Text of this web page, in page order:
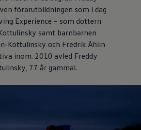
förarutbildningen som i dag
Experience – som dottern
samt barnbarnen
Kottulinsky och Fredrik Åhlin
inom. 2010 avled Freddy
77 år gammal.